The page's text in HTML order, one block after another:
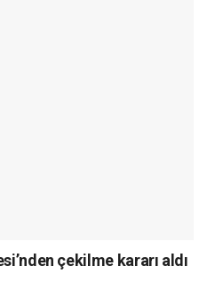
çekilme kararı aldı